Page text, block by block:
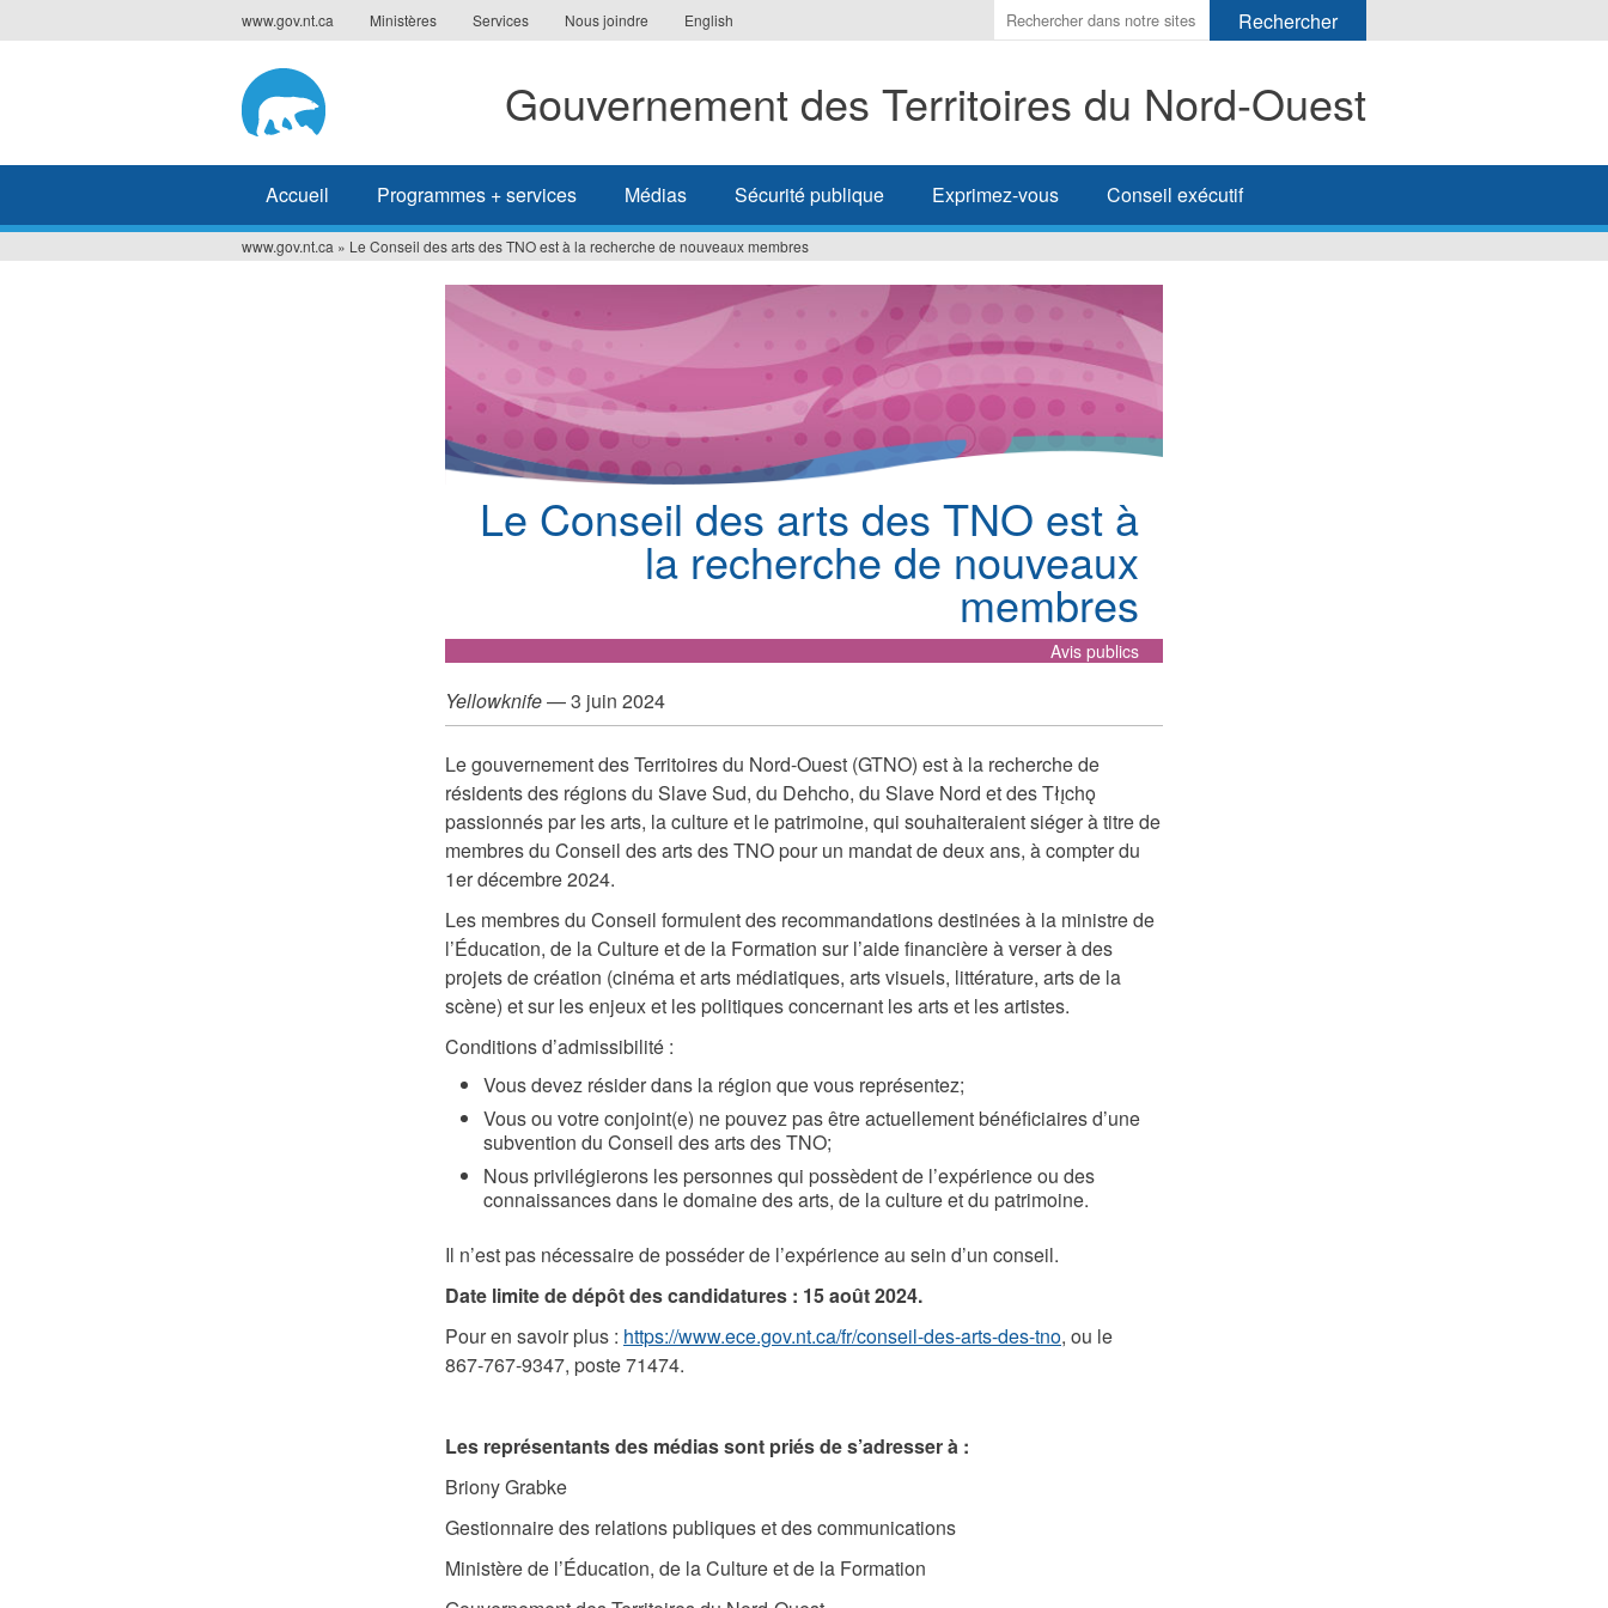
to
www.gov.nt.ca Ministères Services Nous joindre English
Indiquer
les
à
rechercher
Gouvernement des Territoires du Nord-Ouest
Accueil Programmes + services Médias Sécurité publique Exprimez-vous Conseil exécutif
www.gov.nt.ca » Le Conseil des arts des TNO est à la recherche de nouveaux membres
Le Conseil des arts des TNO est à
la recherche de nouveaux
membres
Avis publics
Yellowknife— 3 juin 2024
Le gouvernement des Territoires du Nord-Ouest (GTNO) est à la recherche de
résidents des régions du Slave Sud, du Dehcho, du Slave Nord et des Tłı̨chǫ
passionnés par les arts, la culture et le patrimoine, qui souhaiteraient siéger à titre de
membres du Conseil des arts des TNO pour un mandat de deux ans, à compter du
1er décembre 2024.
Les membres du Conseil formulent des recommandations destinées à la ministre de
l’Éducation, de la Culture et de la Formation sur l’aide financière à verser à des
projets de création (cinéma et arts médiatiques, arts visuels, littérature, arts de la
scène) et sur les enjeux et les politiques concernant les arts et les artistes.
Conditions d’admissibilité :
Vous devez résider dans la région que vous représentez;
Vous ou votre conjoint(e) ne pouvez pas être actuellement bénéficiaires d’une
subvention du Conseil des arts des TNO;
Nous privilégierons les personnes qui possèdent de l’expérience ou des
connaissances dans le domaine des arts, de la culture et du patrimoine.
Il n’est pas nécessaire de posséder de l’expérience au sein d’un conseil.
Date limite de dépôt des candidatures : 15 août 2024.
Pour en savoir plus : https://www.ece.gov.nt.ca/fr/conseil-des-arts-des-tno, ou le
867‑767‑9347, poste 71474.
Les représentants des médias sont priés de s’adresser à :
Briony Grabke
Gestionnaire des relations publiques et des communications
Ministère de l’Éducation, de la Culture et de la Formation